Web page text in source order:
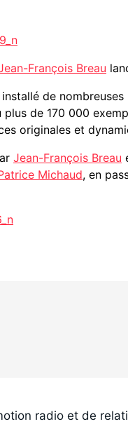
François Breau
installé de
plus de 170 000
originales et
Jean-François Breau
Michaud, en
radio et de